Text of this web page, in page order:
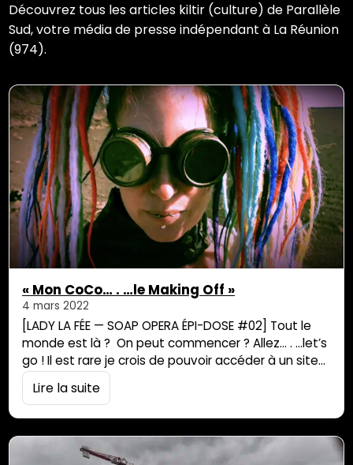
Découvrez tous les articles kiltir (culture) de Parallèle
Sud, votre média de presse indépendant à La Réunion
(974).
« Mon CoCo… . …le Making Off »
4 mars 2022
[LADY LA FÉE — SOAP OPERA ÉPI-DOSE #02] Tout le
monde est là ? On peut commencer ? Allez… . …let’s
go ! Il est rare je crois de pouvoir accéder à un site
aussi beau & saisissant que le Volcan. Un endroit
merveilleux qui excite l’imaginaire & qui est devenu
Lire la suite